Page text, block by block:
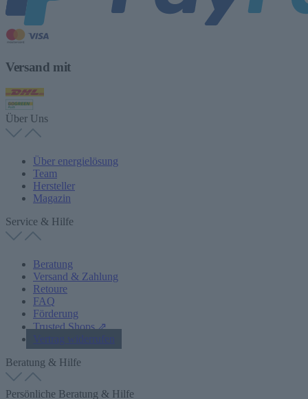
Versand mit
Über Uns
Über energielösung
Team
Hersteller
Magazin
Service & Hilfe
Beratung
Versand & Zahlung
Retoure
FAQ
Förderung
Trusted Shops ⇗
Vertrag widerrufen
Beratung & Hilfe
Persönliche Beratung & Hilfe